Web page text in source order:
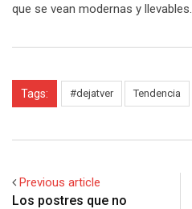
que se vean modernas y llevables.
Tags: #dejatver Tendencia
Previous article
Los postres que no